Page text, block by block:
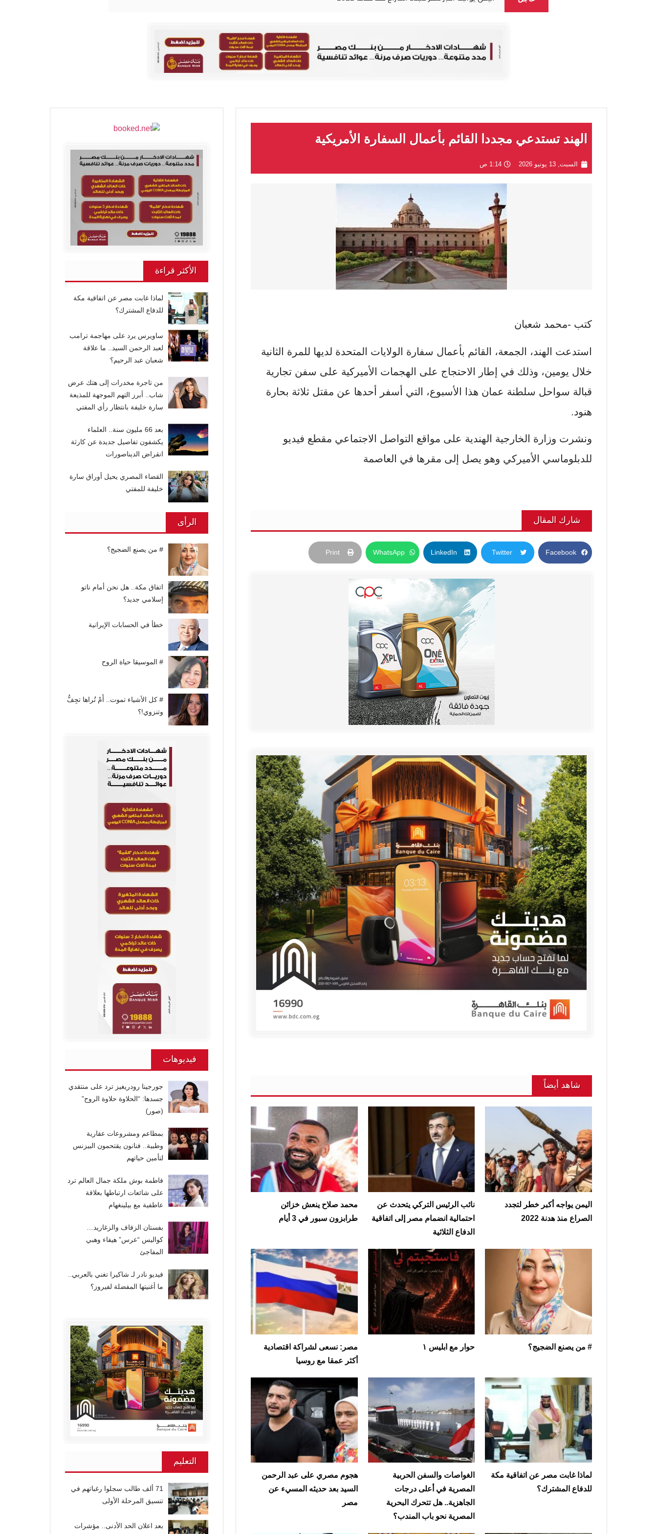
الهند تستدعي مجددا القائم بأعمال السفارة الأمريكية
السبت, 13 يونيو 2026 1:14 ص
كتب -محمد شعبان
استدعت الهند، الجمعة، القائم بأعمال سفارة الولايات المتحدة لديها للمرة الثانية
خلال يومين، وذلك في إطار الاحتجاج على الهجمات الأميركية على سفن تجارية
قبالة سواحل سلطنة عمان هذا الأسبوع، التي أسفر أحدها عن مقتل ثلاثة بحارة
هنود.
ونشرت وزارة الخارجية الهندية على مواقع التواصل الاجتماعي مقطع فيديو
للدبلوماسي الأميركي وهو يصل إلى مقرها في العاصمة
شارك المقال
Facebook
Twitter
LinkedIn
WhatsApp
Print
شاهد أيضاً
اليمن يواجه أكبر خطر لتجدد
الصراع منذ هدنة 2022
نائب الرئيس التركي يتحدث عن
احتمالية انضمام مصر إلى اتفاقية
الدفاع الثلاثية
محمد صلاح ينعش خزائن
طرابزون سبور في 3 أيام
# من يصنع الضجيج؟ حوار مع ابليس ١
مصر: نسعى لشراكة اقتصادية
أكثر عمقا مع روسيا
لماذا غابت مصر عن اتفاقية مكة
للدفاع المشترك؟
الغواصات والسفن الحربية
المصرية في أعلى درجات
الجاهزية.. هل تتحرك البحرية
المصرية نحو باب المندب؟
هجوم مصري على عبد الرحمن
السيد بعد حديثه المسيء عن
مصر
الأكثر قراءة
لماذا غابت مصر عن اتفاقية مكة
للدفاع المشترك؟
ساويرس يرد على مهاجمة ترامب
لعبد الرحمن السيد.. ما علاقة
شعبان عبد الرحيم؟
من تاجرة مخدرات إلى هتك عرض
شاب.. أبرز التهم الموجهة للمذيعة
سارة خليفة بانتظار رأي المفتي
بعد 66 مليون سنة.. العلماء
يكشفون تفاصيل جديدة عن كارثة
انقراض الديناصورات
القضاء المصري يحيل أوراق سارة
خليفة للمفتي
الرأى
# من يصنع الضجيج؟
اتفاق مكة.. هل نحن أمام ناتو
إسلامي جديد؟
خطأ في الحسابات الإيرانية
# الموسيقا حياة الروح
# كل الأشياء تموت.. أَمْ تُراها تجِفُّ
وتنزوي!؟
فيديوهات
جورجينا رودريغيز ترد على منتقدي
جسدها: “الحلاوة حلاوة الروح”
(صور)
بمطاعم ومشروعات عقارية
وطبية.. فنانون يقتحمون البيزنس
لتأمين حياتهم
فاطمة بوش ملكة جمال العالم ترد
على شائعات ارتباطها بعلاقة
عاطفية مع بيلينغهام
بفستان الزفاف والزغاريد…
كواليس “عرس” هيفاء وهبي
المفاجئ
فيديو نادر لـ شاكيرا تغني بالعربي..
ما أغنيتها المفضلة لفيروز؟
التعليم
71 ألف طالب سجلوا رغباتهم في
تنسيق المرحلة الأولى
بعد اعلان الحد الأدنى.. مؤشرات